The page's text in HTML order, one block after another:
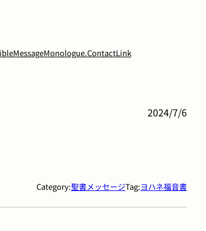
Monologue.ContactLink
2024/7/6
Category:聖書メッセージTag:ヨハネ福音書